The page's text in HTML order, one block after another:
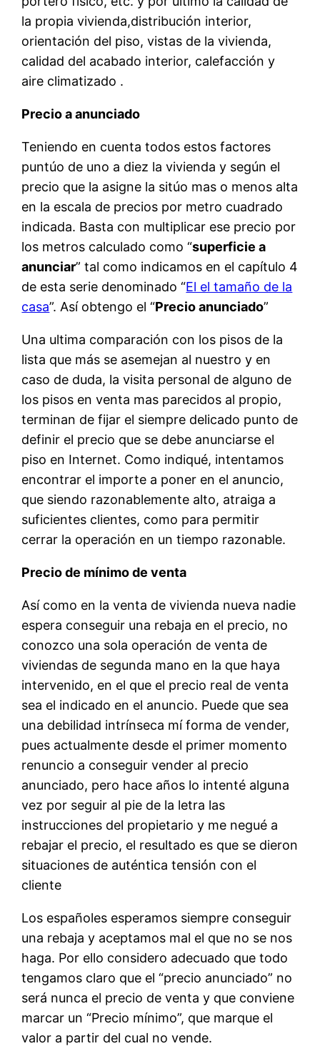
la propia vivienda,distribución interior,
orientación del piso, vistas de la vivienda,
calidad del acabado interior, calefacción y
aire climatizado .
Precio a anunciado
Teniendo en cuenta todos estos factores
puntúo de uno a diez la vivienda y según el
precio que la asigne la sitúo mas o menos alta
en la escala de precios por metro cuadrado
indicada. Basta con multiplicar ese precio por
los metros calculado como “superficie a
anunciar” tal como indicamos en el capítulo 4
de esta serie denominado “El el tamaño de la
casa”. Así obtengo el “Precio anunciado”
Una ultima comparación con los pisos de la
lista que más se asemejan al nuestro y en
caso de duda, la visita personal de alguno de
los pisos en venta mas parecidos al propio,
terminan de fijar el siempre delicado punto de
definir el precio que se debe anunciarse el
piso en Internet. Como indiqué, intentamos
encontrar el importe a poner en el anuncio,
que siendo razonablemente alto, atraiga a
suficientes clientes, como para permitir
cerrar la operación en un tiempo razonable.
Precio de mínimo de venta
Así como en la venta de vivienda nueva nadie
espera conseguir una rebaja en el precio, no
conozco una sola operación de venta de
viviendas de segunda mano en la que haya
intervenido, en el que el precio real de venta
sea el indicado en el anuncio. Puede que sea
una debilidad intrínseca mí forma de vender,
pues actualmente desde el primer momento
renuncio a conseguir vender al precio
anunciado, pero hace años lo intenté alguna
vez por seguir al pie de la letra las
instrucciones del propietario y me negué a
rebajar el precio, el resultado es que se dieron
situaciones de auténtica tensión con el
cliente
Los españoles esperamos siempre conseguir
una rebaja y aceptamos mal el que no se nos
haga. Por ello considero adecuado que todo
tengamos claro que el “precio anunciado” no
será nunca el precio de venta y que conviene
marcar un “Precio mínimo”, que marque el
valor a partir del cual no vende.